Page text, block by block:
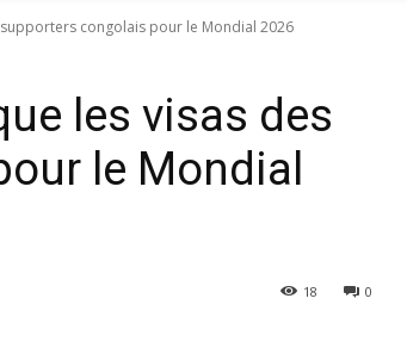
congolais pour le Mondial 2026
les visas des
le Mondial
0
18